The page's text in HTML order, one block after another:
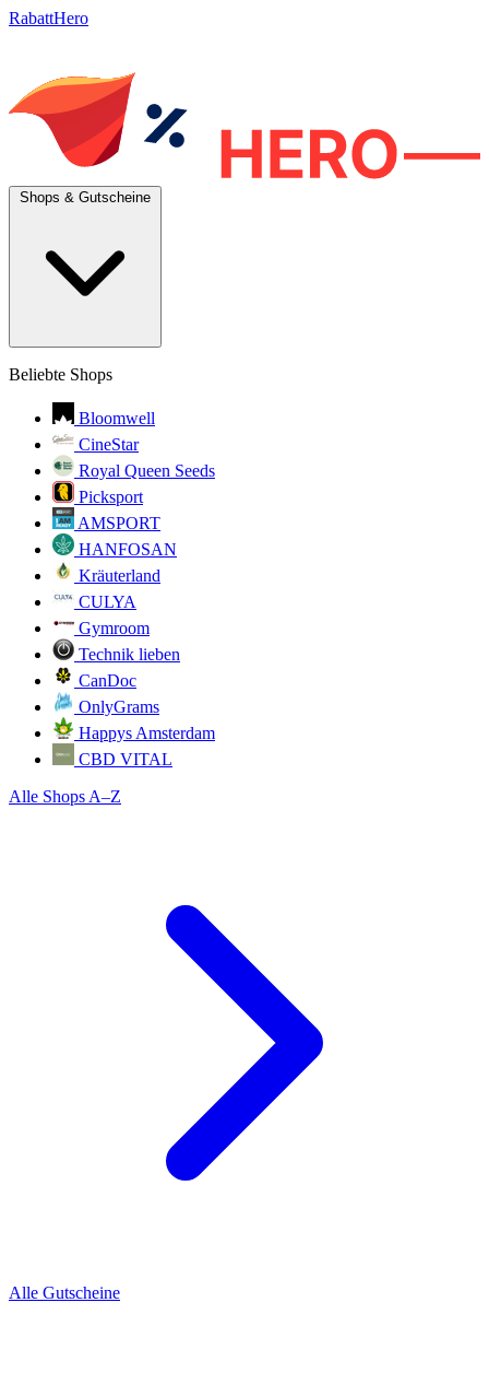
RabattHero
Beliebte Shops
Bloomwell
CineStar
Royal Queen Seeds
Picksport
AMSPORT
HANFOSAN
Kräuterland
CULYA
Gymroom
Technik lieben
CanDoc
OnlyGrams
Happys Amsterdam
CBD VITAL
Alle Shops A–Z
Alle Gutscheine